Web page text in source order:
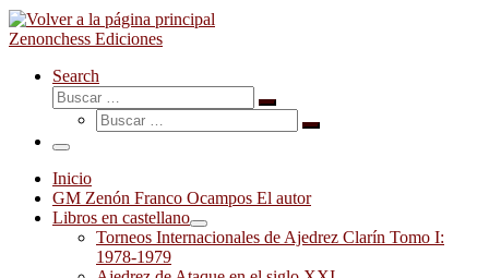
Zenonchess Ediciones
Search
Buscar
Buscar
Buscar
Buscar
Menú
Inicio
GM Zenón Franco Ocampos El autor
Libros en castellano
Torneos Internacionales de Ajedrez Clarín Tomo I:
1978-1979